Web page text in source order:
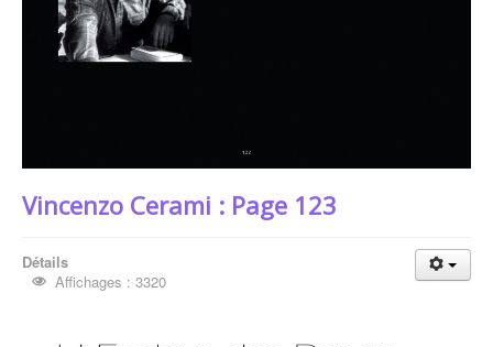
Vincenzo Cerami : Page 123
Détails
Affichages : 3320